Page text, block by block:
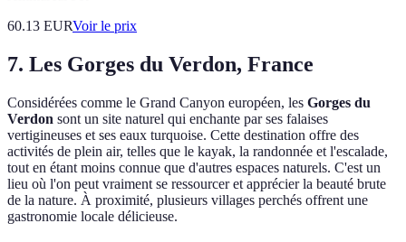
60.13 EURVoir le prix
7. Les Gorges du Verdon, France
Considérées comme le Grand Canyon européen, les Gorges du
Verdon sont un site naturel qui enchante par ses falaises
vertigineuses et ses eaux turquoise. Cette destination offre des
activités de plein air, telles que le kayak, la randonnée et l'escalade,
tout en étant moins connue que d'autres espaces naturels. C'est un
lieu où l'on peut vraiment se ressourcer et apprécier la beauté brute
de la nature. À proximité, plusieurs villages perchés offrent une
gastronomie locale délicieuse.